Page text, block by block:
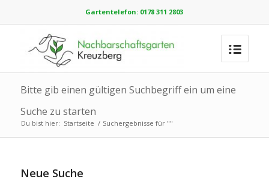
Gartentelefon: 0178 311 2803
Bitte gib einen gültigen Suchbegriff ein um eine
Suche zu starten
Du bist hier: Startseite / Suchergebnisse für ""
Neue Suche